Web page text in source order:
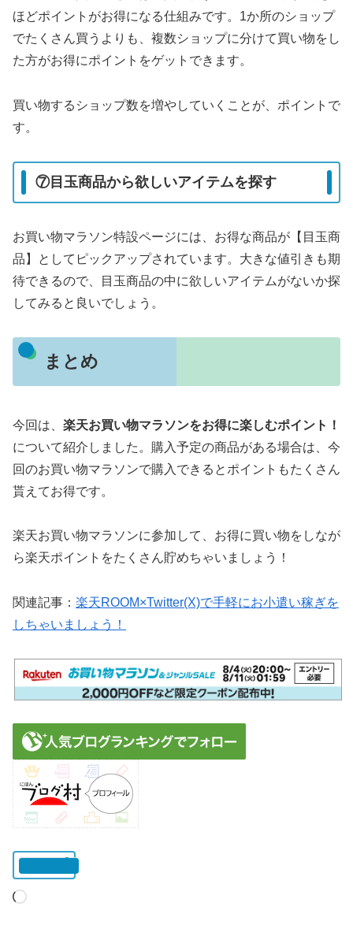
ほどポイントがお得になる仕組みです。1か所のショップ
でたくさん買うよりも、複数ショップに分けて買い物をし
た方がお得にポイントをゲットできます。
買い物するショップ数を増やしていくことが、ポイントで
す。
⑦目玉商品から欲しいアイテムを探す
お買い物マラソン特設ページには、お得な商品が【目玉商
品】としてピックアップされています。大きな値引きも期
待できるので、目玉商品の中に欲しいアイテムがないか探
してみると良いでしょう。
まとめ
今回は、 楽天お買い物マラソンをお得に楽しむポイント！
について紹介しました。購入予定の商品がある場合は、今
回のお買い物マラソンで購入できるとポイントもたくさん
貰えてお得です。
楽天お買い物マラソンに参加して、お得に買い物をしなが
ら楽天ポイントをたくさん貯めちゃいましょう！
関連記事： 楽天ROOM×Twitter(X)で手軽にお小遣い稼ぎを
しちゃいましょう！
読